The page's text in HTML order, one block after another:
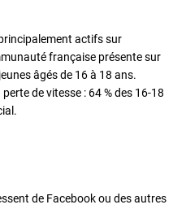
actifs sur
française présente sur
âgés de 16 à 18 ans.
de vitesse : 64 % des 16-18
de Facebook ou des autres